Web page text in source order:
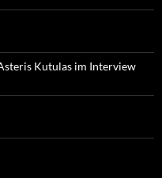
Kutulas im Interview